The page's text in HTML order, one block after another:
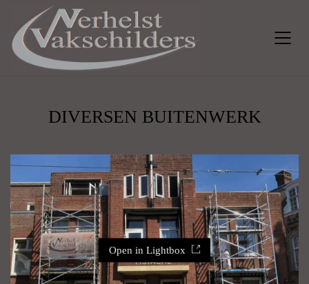
DIVERSEN BUITENWERK
Open in Lightbox